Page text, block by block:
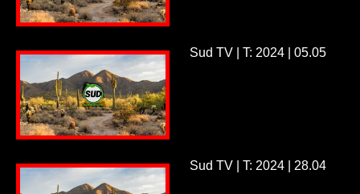
Sud TV | T: 2024 | 05.05
Sud TV | T: 2024 | 28.04